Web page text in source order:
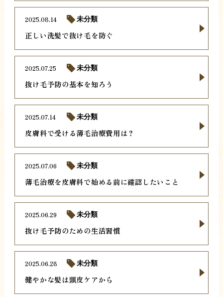
正しい洗髪で抜け毛を防ぐ
2025.08.14 未分類
抜け毛予防の基本を知ろう
2025.07.25 未分類
皮膚科で受ける薄毛治療費用は？
2025.07.14 未分類
薄毛治療を皮膚科で始める前に確認したいこと
2025.07.06 未分類
抜け毛予防のための生活習慣
2025.06.29 未分類
健やかな髪は頭皮ケアから
2025.06.28 未分類